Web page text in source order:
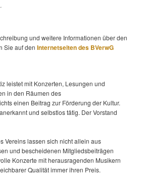
und weitere Informationen über den
Sie auf denInternetseiten des BVerwG
leistet mit Konzerten, Lesungen und
in den Räumen des
einen Beitrag zur Förderung der Kultur.
und selbstlos tätig. Der Vorstand
Vereins lassen sich nicht allein aus
und bescheidenen Mitgliedsbeiträgen
Konzerte mit herausragenden Musikern
Qualität immer ihren Preis.